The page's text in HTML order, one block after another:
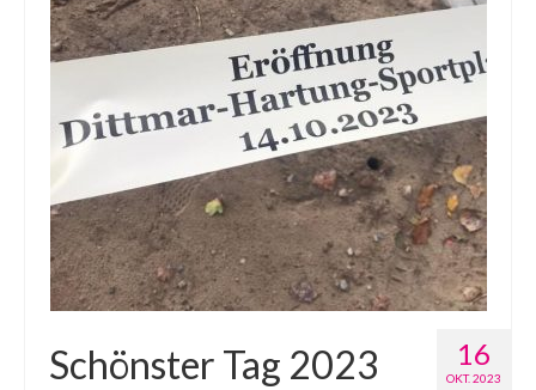
16
OKT. 2023
Schönster Tag 2023